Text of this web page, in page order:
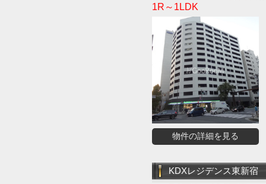
1R～1LDK
物件の詳細を見る
KDXレジデンス東新宿